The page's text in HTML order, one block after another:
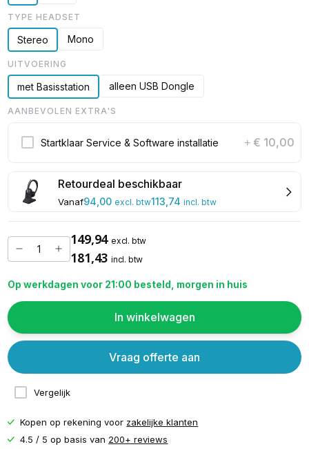
TYPE HEADSET
Stereo Mono
UITVOERING
met Basisstation alleen USB Dongle
AANBEVOLEN EXTRA'S
Startklaar Service & Software installatie + € 10,00
Retourdeal beschikbaar
Vanaf94,00 excl. btw113,74 incl. btw
149,94 excl. btw
181,43 incl. btw
Op werkdagen voor 21:00 besteld, morgen in huis
In winkelwagen
Vergelijk
Vraag offerte aan
Kopen op rekening voor zakelijke klanten
4.5 / 5 op basis van 200+ reviews